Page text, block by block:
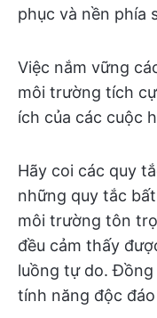
phục và nền phía
Việc nắm vững
môi trường tích
ích của các cuộc
Hãy coi các quy
những quy tắc
môi trường tôn
đều cảm thấy
luồng tự do.
tính năng độc